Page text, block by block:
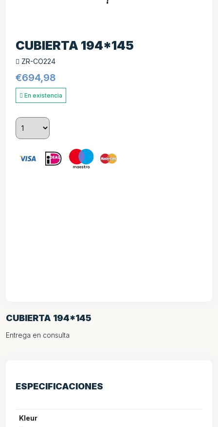
CUBIERTA 194*145
Entrega en consulta
ESPECIFICACIONES
Kleur
CUBIERTA 194*145
ZR-CO224
€694,98
En existencia